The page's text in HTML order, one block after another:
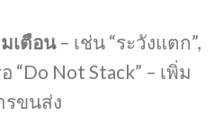
เตือน– เช่น “ระวังแตก”,
“Do Not Stack” – เพิ่ม
รขนส่ง